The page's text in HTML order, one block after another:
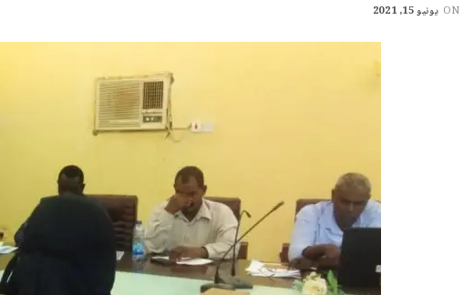
ON يونيو 15, 2021